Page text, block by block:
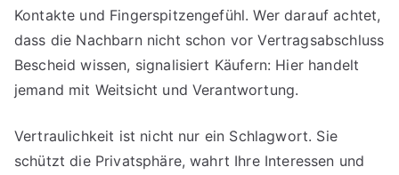
Kontakte und Fingerspitzengefühl. Wer darauf achtet,
dass die Nachbarn nicht schon vor Vertragsabschluss
Bescheid wissen, signalisiert Käufern: Hier handelt
jemand mit Weitsicht und Verantwortung.
Vertraulichkeit ist nicht nur ein Schlagwort. Sie
schützt die Privatsphäre, wahrt Ihre Interessen und